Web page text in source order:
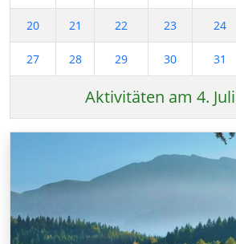
20 21 22 23 24
27 28 29 30 31
Aktivitäten am 4.